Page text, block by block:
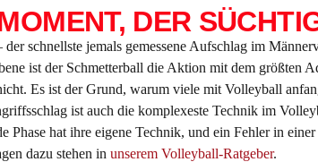
DER
schnellste jemals gemessene Aufschlag im
ist der Schmetterball die Aktion mit dem größten
Es ist der Grund, warum viele mit Volleyball
ist auch die komplexeste Technik im
Phase hat ihre eigene Technik, und ein Fehler in
dazu stehen in unserem Volleyball-Ratgeber.